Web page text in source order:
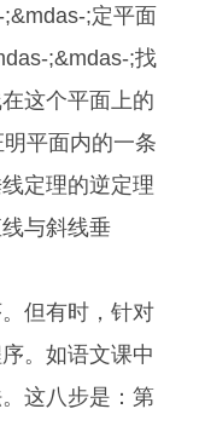
;定平面
;&mdas-;找
这个平面上的
明平面内的一条
定理的逆定理
与斜线垂
但有时，针对
。如语文课中
这八步是：第